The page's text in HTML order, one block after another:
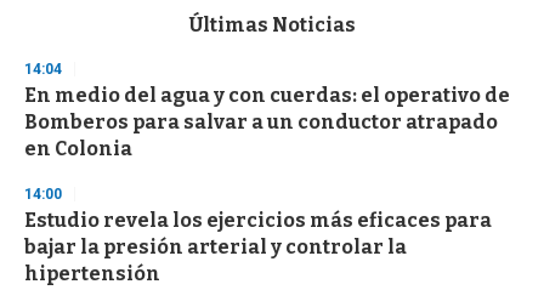
d
s
o
f
3
s
e
c
o
n
Últimas Noticias
14:04
En medio del agua y con cuerdas: el operativo de
Bomberos para salvar a un conductor atrapado
en Colonia
14:00
Estudio revela los ejercicios más eficaces para
bajar la presión arterial y controlar la
hipertensión